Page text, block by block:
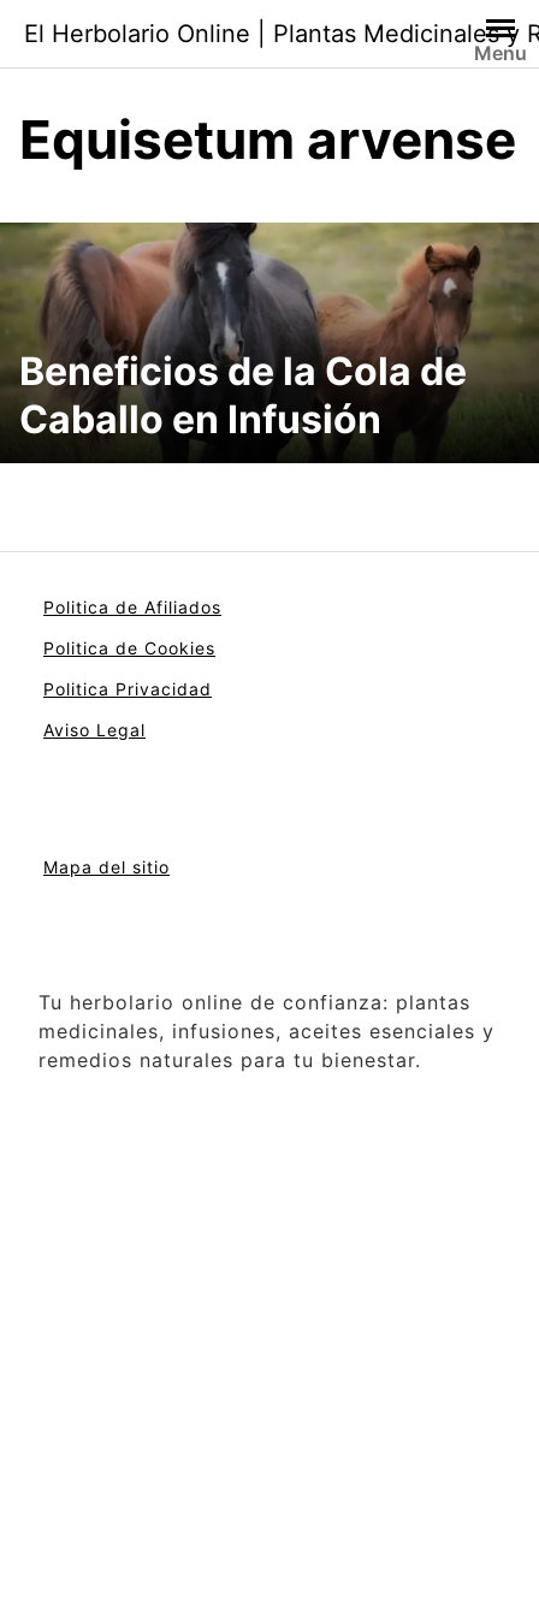
contenido
El Herbolario Online | Plantas Medicinales y
Menu
Equisetum arvense
Beneficios de la Cola de
Caballo en Infusión
Politica de Afiliados
Politica de Cookies
Politica Privacidad
Aviso Legal
Mapa del sitio
Tu herbolario online de confianza: plantas
medicinales, infusiones, aceites esenciales y
remedios naturales para tu bienestar.